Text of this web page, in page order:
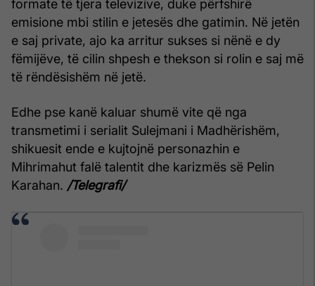
formate të tjera televizive, duke përfshirë
emisione mbi stilin e jetesës dhe gatimin. Në jetën
e saj private, ajo ka arritur sukses si nënë e dy
fëmijëve, të cilin shpesh e thekson si rolin e saj më
të rëndësishëm në jetë.
Edhe pse kanë kaluar shumë vite që nga
transmetimi i serialit Sulejmani i Madhërishëm,
shikuesit ende e kujtojnë personazhin e
Mihrimahut falë talentit dhe karizmës së Pelin
Karahan. /Telegrafi/